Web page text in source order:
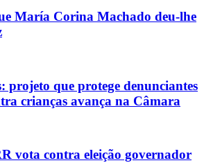
María Corina Machado deu-lhe
projeto que protege denunciantes
crianças avança na Câmara
vota contra eleição governador